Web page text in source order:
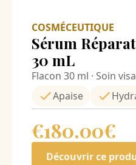
COSMÉCEUTIQUE
Sérum
30 mL
Flacon 30 ml · Soin
Apaise
€180.00€
Découvrir ce